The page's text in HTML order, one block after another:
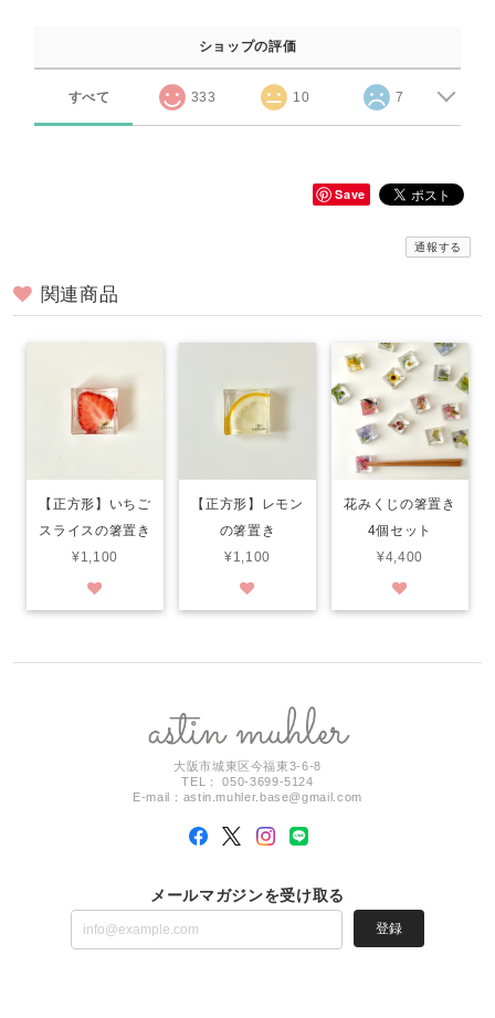
ショップの評価
すべて 333 10 7
Save
通報する
関連商品
【正方形】いちご
スライスの箸置き
¥1,100
【正方形】レモン
の箸置き
¥1,100
花みくじの箸置き
4個セット
¥4,400
大阪市城東区今福東3-6-8
TEL： 050-3699-5124
E-mail： astin.muhler.base@gmail.com
メールマガジンを受け取る
登録